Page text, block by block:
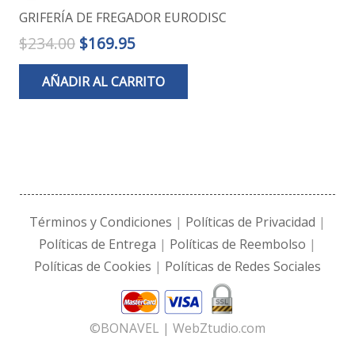
GRIFERÍA DE FREGADOR EURODISC
$234.00 El
precio
original
era:
$169.95El
precio
actual
es:
AÑADIR AL CARRITO
Términos y Condiciones | Políticas de Privacidad |
Políticas de Entrega | Políticas de Reembolso |
Políticas de Cookies | Políticas de Redes Sociales
©BONAVEL | WebZtudio.com